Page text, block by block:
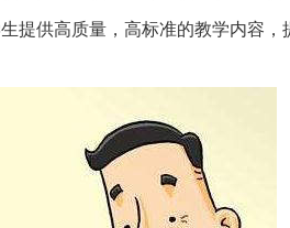
提供高质量，高标准的教学内容